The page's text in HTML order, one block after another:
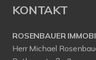
KONTAKT
ROSENBAUER
Herr Michael